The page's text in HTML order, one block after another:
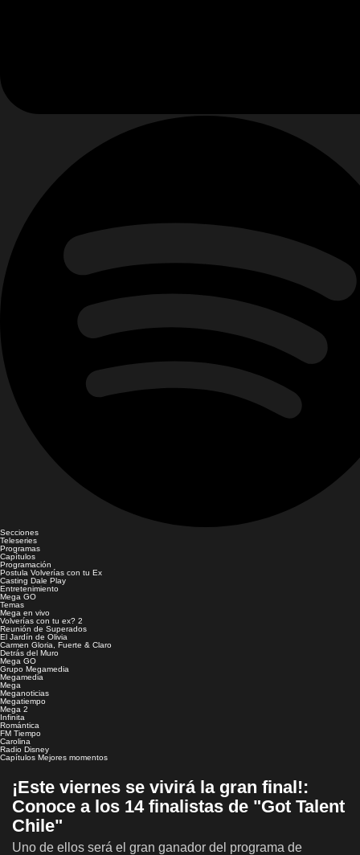
Secciones
Teleseries
Programas
Capítulos
Programación
Postula Volverías con tu Ex
Casting Dale Play
Entretenimiento
Mega GO
Temas
Mega en vivo
Volverías con tu ex? 2
Reunión de Superados
El Jardín de Olivia
Carmen Gloria, Fuerte & Claro
Detrás del Muro
Mega GO
Grupo Megamedia
Megamedia
Mega
Meganoticias
Megatiempo
Mega 2
Infinita
Romántica
FM Tiempo
Carolina
Radio Disney
Capítulos Mejores momentos
¡Este viernes se vivirá la gran final!:
Conoce a los 14 finalistas de "Got Talent
Chile"
Uno de ellos será el gran ganador del programa de